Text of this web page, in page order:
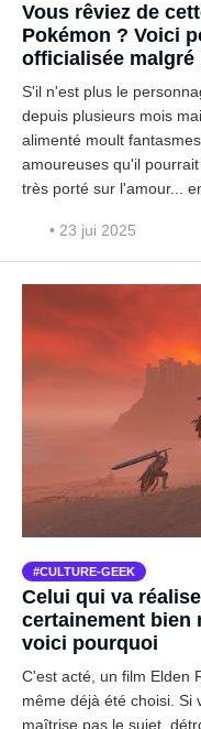
Vous rêviez de
Pokémon ? Voici
officialisée malgré
S'il n'est plus le
depuis plusieurs mois
alimenté moult
amoureuses qu'il
très porté sur l'amour...
• 23 jui 2025
CULTURE-GEEK
Celui qui va
certainement bien
voici pourquoi
C'est acté, un film Elden
même déjà été choisi. Si
maîtrise pas le sujet,